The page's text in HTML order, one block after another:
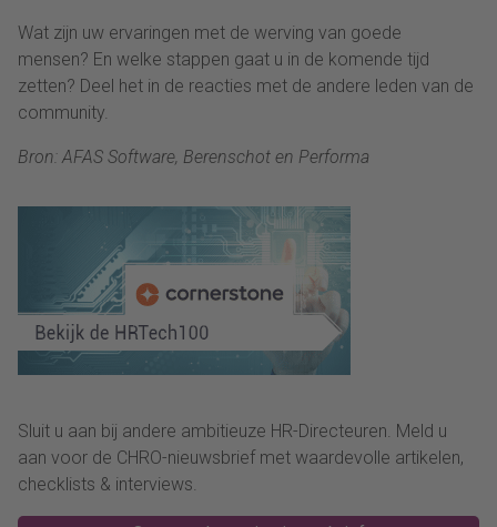
Wat zijn uw ervaringen met de werving van goede
mensen? En welke stappen gaat u in de komende tijd
zetten? Deel het in de reacties met de andere leden van de
community.
Bron: AFAS Software, Berenschot en Performa
Sluit u aan bij andere ambitieuze HR-Directeuren. Meld u
aan voor de CHRO-nieuwsbrief met waardevolle artikelen,
checklists & interviews.